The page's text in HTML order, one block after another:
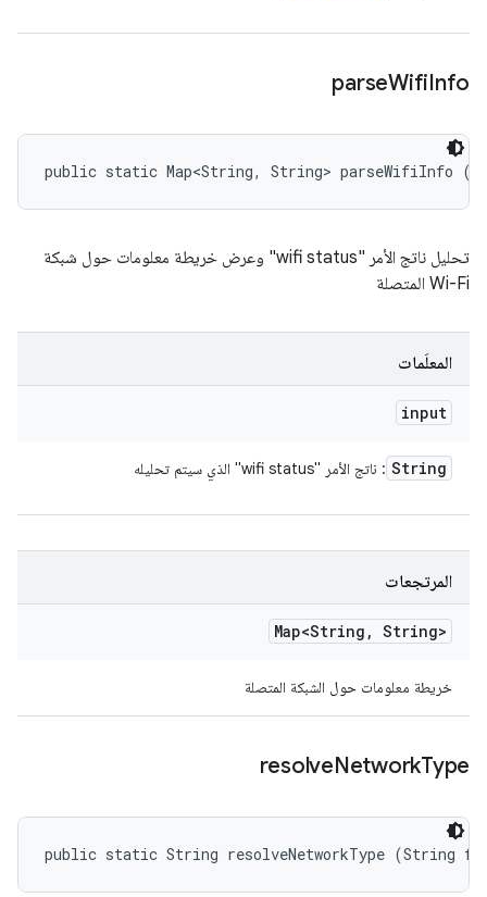
parseWifiInfo
public static Map<String, String> parseWifiInfo
تحليل ناتج الأمر "wifi status" وعرض خريطة معلومات حول شبكة
Wi-Fi المتصلة
المعلَمات
input
String : ناتج الأمر "wifi status" الذي سيتم تحليله
المرتجعات
Map<String , String>
خريطة معلومات حول الشبكة المتصلة
resolveNetworkType
public static String resolveNetworkType (String